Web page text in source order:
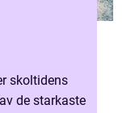
skoltidens
de starkaste